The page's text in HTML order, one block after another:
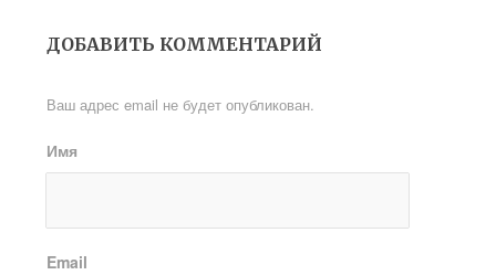
ДОБАВИТЬ КОММЕНТАРИЙ
Ваш адрес email не будет опубликован.
Имя
Email